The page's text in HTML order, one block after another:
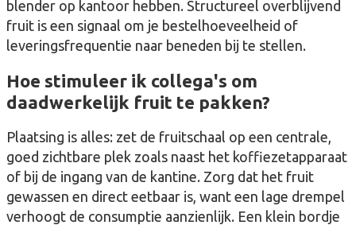
blender op kantoor hebben. Structureel overblijvend
fruit is een signaal om je bestelhoeveelheid of
leveringsfrequentie naar beneden bij te stellen.
Hoe stimuleer ik collega's om
daadwerkelijk fruit te pakken?
Plaatsing is alles: zet de fruitschaal op een centrale,
goed zichtbare plek zoals naast het koffiezetapparaat
of bij de ingang van de kantine. Zorg dat het fruit
gewassen en direct eetbaar is, want een lage drempel
verhoogt de consumptie aanzienlijk. Een klein bordje